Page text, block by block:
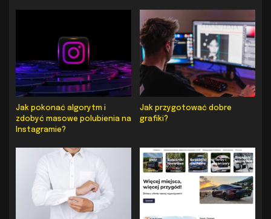
Jak pokonać algorytm i
zdobyć masowe polubienia na
Instagramie?
Jak przygotować dobre
grafiki?